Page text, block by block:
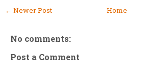
← Newer Post Home
No comments:
Post a Comment